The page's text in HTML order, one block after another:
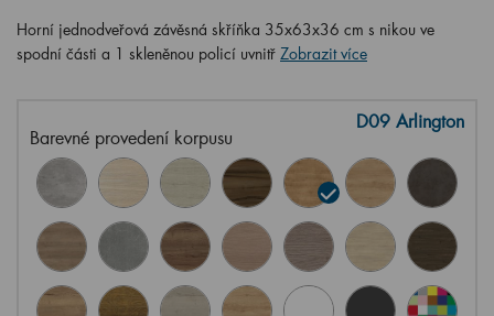
Horní jednodveřová závěsná skříňka 35x63x36 cm s nikou ve
spodní části a 1 skleněnou policí uvnitř Zobrazit více
Barevné provedení korpusu
D09 Arlington